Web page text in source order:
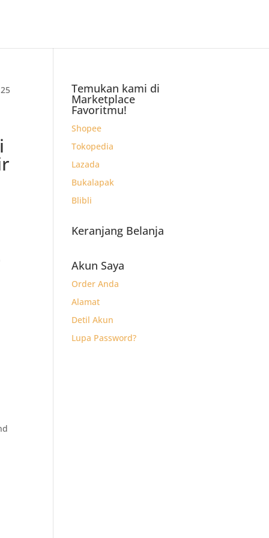
Temukan kami di
Marketplace
Favoritmu!
Shopee
Tokopedia
Lazada
Bukalapak
Blibli
Keranjang Belanja
Akun Saya
Order Anda
Alamat
Detil Akun
Lupa Password?